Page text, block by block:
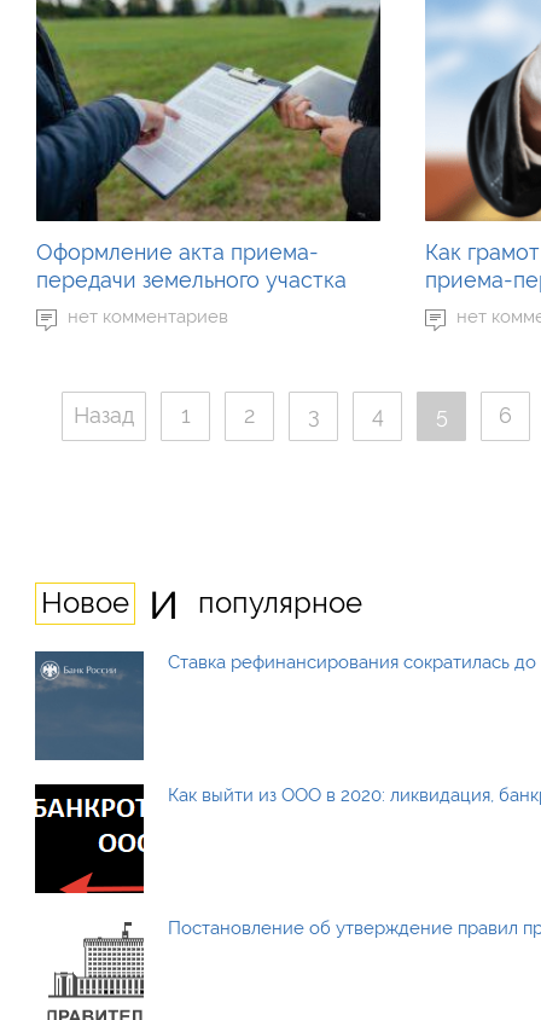
Оформление акта приема-
передачи земельного участка
нет комментариев
Как
приема-
нет
Назад 1 2 3 4 5 6
Новое и популярное
Ставка рефинансирования сократилась
Как выйти из ООО в 2020: ликвидация,
Постановление об утверждение правил